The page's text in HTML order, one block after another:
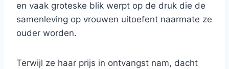
en vaak groteske blik werpt op de druk die de
samenleving op vrouwen uitoefent naarmate ze
ouder worden.
Terwijl ze haar prijs in ontvangst nam, dacht